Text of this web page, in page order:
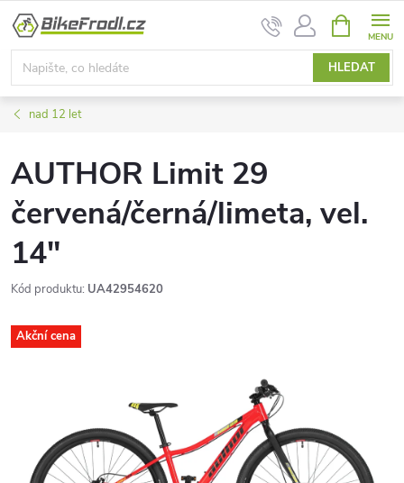
Přejít
obsah
HLEDAT
NÁKUPNÍ
KOŠÍK
nad 12 let
AUTHOR Limit 29
červená/černá/limeta, vel.
14"
Kód produktu: UA42954620
Akční cena